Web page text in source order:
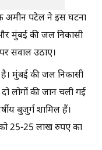
अमीन पटेल ने इस घटना
मुंबई की जल निकासी
सवाल उठाए।
मुंबई की जल निकासी
लोगों की जान चली गई
बुजुर्ग शामिल हैं।
को 25-25 लाख रुपए का